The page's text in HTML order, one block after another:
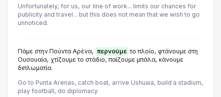
Unfortunately, for us, our line of work... limits our chances for
publicity and travel... but this does not mean that we wish to go
unnoticed.
Πάμε στην Πούντα Αρένα, περνούμε το πλοίο, φτάνουμε στη
Ουσουαία, χτίζουμε το στάδιο, παίζουμε μπάλα, κάνουμε
διπλωματία.
Go to Punta Arenas, catch boat, arrive Ushuaia, build a stadium,
play football, do diplomacy.